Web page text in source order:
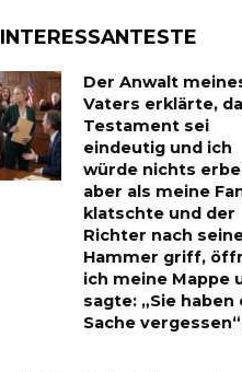
Der Anwalt
Vaters erklärte,
Testament sei
eindeutig und ich
würde nichts
aber als meine
klatschte und der
Richter nach
Hammer griff,
ich meine Mappe
sagte: „Sie haben
Sache